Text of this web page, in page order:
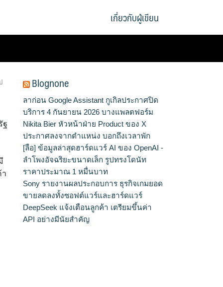
เกี่ยวกับผู้เขียน
ฐ
า
Blognone
ลาก่อน Google Assistant กูเกิลประกาศปิด
บริการ 4 กันยายน 2026 บางแพลตฟอร์ม
Nikita Bier หัวหน้าฝ่าย Product ของ X
ประกาศลงจากตำแหน่ง บอกถึงเวลาพัก
[ลือ] ข้อมูลล่าสุดฮาร์ดแวร์ AI ของ OpenAI -
ลำโพงอัจฉริยะขนาดเล็ก รูปทรงโดนัท
ราคาประมาณ 1 หมื่นบาท
Sony รายงานผลประกอบการ ธุรกิจเกมยอด
ขายลดลงทั้งซอฟต์แวร์และฮาร์ดแวร์
DeepSeek แจ้งเตือนลูกค้า เตรียมขึ้นค่า
API อย่างมีนัยสำคัญ